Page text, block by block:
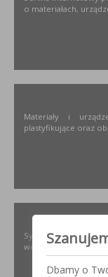
o materiałach,
Materiały i
plastyfikujące oraz
Systemy
wciągników oraz
Dbamy o